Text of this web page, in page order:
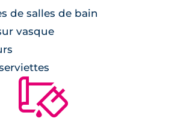
à moins de 15 minutes de
nature pourront profiter du
Lune, situé à 6 minutes à
les promenades et les
de salles de bain
vasque
🔨